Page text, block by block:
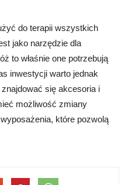
do terapii wszystkich
jako narzędzie dla
to właśnie one potrzebują
inwestycji warto jednak
się akcesoria i
możliwość zmiany
które pozwolą